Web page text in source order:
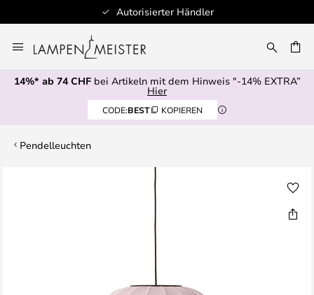
Autorisierter Händler
Inhalt
springen
14%* ab 74 CHFbei Artikeln mit dem Hinweis "-14% EXTRA”
Hier
CODE:BEST KOPIEREN
Pendelleuchten